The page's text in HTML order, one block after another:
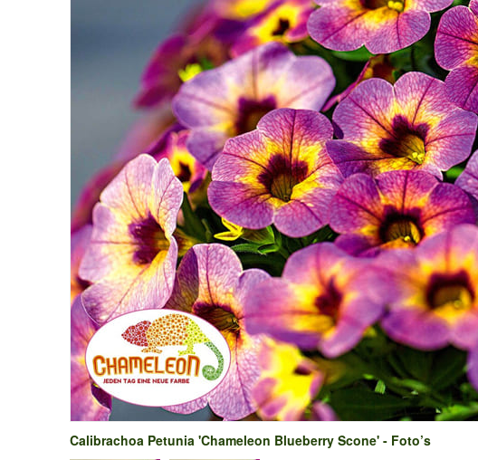
Calibrachoa Petunia 'Chameleon Blueberry Scone' - Foto’s